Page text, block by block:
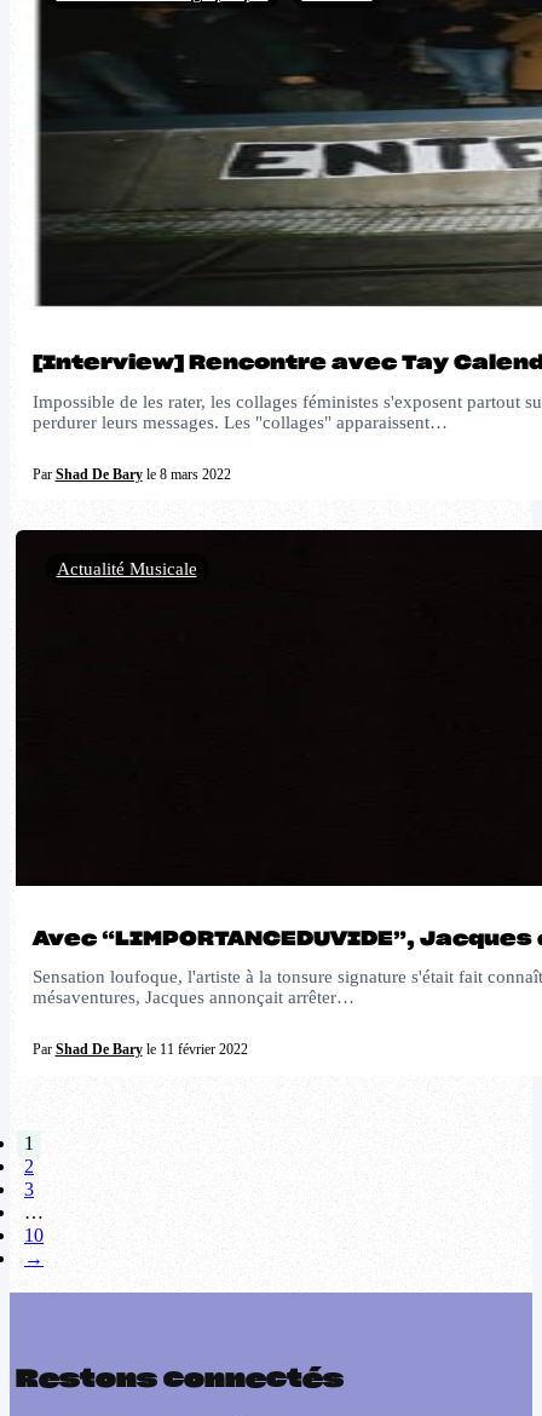
[Interview] Rencontre avec Tay
Impossible de les rater, les collages féministes s'exposent partout
perdurer leurs messages. Les "collages" apparaissent…
Par Shad De Baryle 8 mars 2022
Avec “LIMPORTANCEDUVIDE”,
Sensation loufoque, l'artiste à la tonsure signature s'était fait
mésaventures, Jacques annonçait arrêter…
Par Shad De Baryle 11 février 2022
Actualité Musicale
1
2
3
…
10
→
Restons connectés